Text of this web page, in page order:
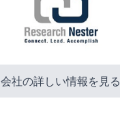
会社の詳しい情報を見る